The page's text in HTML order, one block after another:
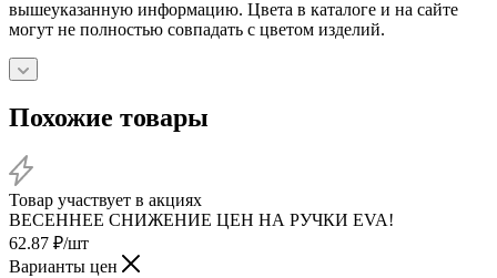
вышеуказанную информацию. Цвета в каталоге и на сайте
могут не полностью совпадать с цветом изделий.
Похожие товары
Товар участвует в акциях
ВЕСЕННЕЕ СНИЖЕНИЕ ЦЕН НА РУЧКИ EVA!
62.87 ₽/шт
Варианты цен